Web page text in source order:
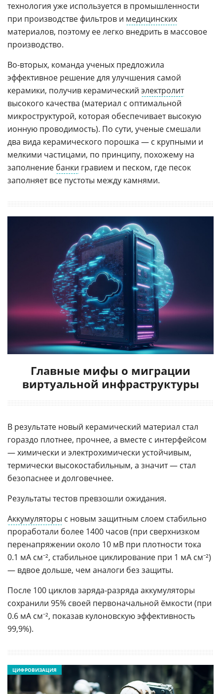
технология уже используется в промышленности
при производстве фильтров и медицинских
материалов, поэтому ее легко внедрить в массовое
производство.
Во-вторых, команда ученых предложила
эффективное решение для улучшения самой
керамики, получив керамический электролит
высокого качества (материал с оптимальной
микроструктурой, которая обеспечивает высокую
ионную проводимость). По сути, ученые смешали
два вида керамического порошка — с крупными и
мелкими частицами, по принципу, похожему на
заполнение банки гравием и песком, где песок
заполняет все пустоты между камнями.
Главные мифы о миграции
виртуальной инфраструктуры
В результате новый керамический материал стал
гораздо плотнее, прочнее, а вместе с интерфейсом
— химически и электрохимически устойчивым,
термически высокостабильным, а значит — стал
безопаснее и долговечнее.
Результаты тестов превзошли ожидания.
Аккумуляторы с новым защитным слоем стабильно
проработали более 1400 часов (при сверхнизком
перенапряжении около 10 мВ при плотности тока
0.1 мА см⁻², стабильное циклирование при 1 мА см⁻²)
— вдвое дольше, чем аналоги без защиты.
После 100 циклов заряда-разряда аккумуляторы
сохранили 95% своей первоначальной ёмкости (при
0.6 мА см⁻², показав кулоновскую эффективность
99,9%).
ЦИФРОВИЗАЦИЯ